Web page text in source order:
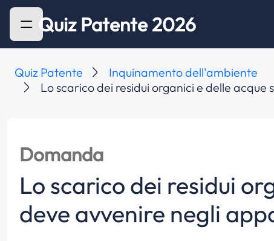
Quiz Patente 2026
Quiz Patente
Inquinamento dell'ambiente
Lo scarico dei residui organici e delle
Domanda
Lo scarico dei residui
deve avvenire negli